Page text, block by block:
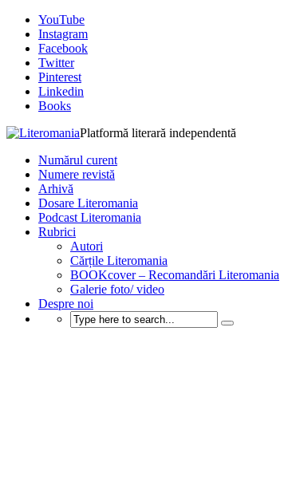
YouTube
Instagram
Facebook
Twitter
Pinterest
Linkedin
Books
Platformă literară independentă
Numărul curent
Numere revistă
Arhivă
Dosare Literomania
Podcast Literomania
Rubrici
Autori
Cărțile Literomania
BOOKcover – Recomandări Literomania
Galerie foto/ video
Despre noi